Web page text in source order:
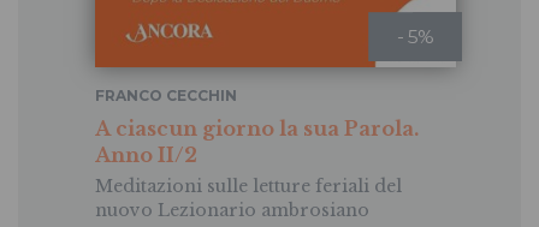
- 5%
A ciascun giorno la sua Parola.
Anno II/2
Meditazioni sulle letture feriali del
nuovo Lezionario ambrosiano
FRANCO CECCHIN